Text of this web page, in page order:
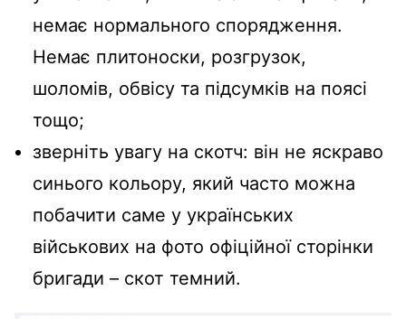
немає нормального спорядження.
Немає плитоноски, розгрузок,
шоломів, обвісу та підсумків на поясі
тощо;
зверніть увагу на скотч: він не яскраво
синього кольору, який часто можна
побачити саме у українських
військових на фото офіційної сторінки
бригади – скот темний.